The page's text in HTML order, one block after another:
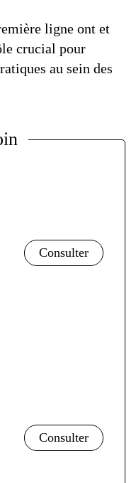
ligne ont et
crucial pour
au sein des